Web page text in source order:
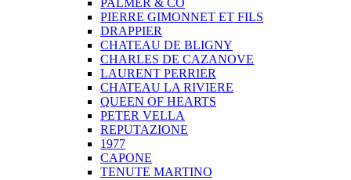
PALMER & CO
PIERRE GIMONNET ET FILS
DRAPPIER
CHATEAU DE BLIGNY
CHARLES DE CAZANOVE
LAURENT PERRIER
CHATEAU LA RIVIERE
QUEEN OF HEARTS
PETER VELLA
REPUTAZIONE
1977
CAPONE
TENUTE MARTINO